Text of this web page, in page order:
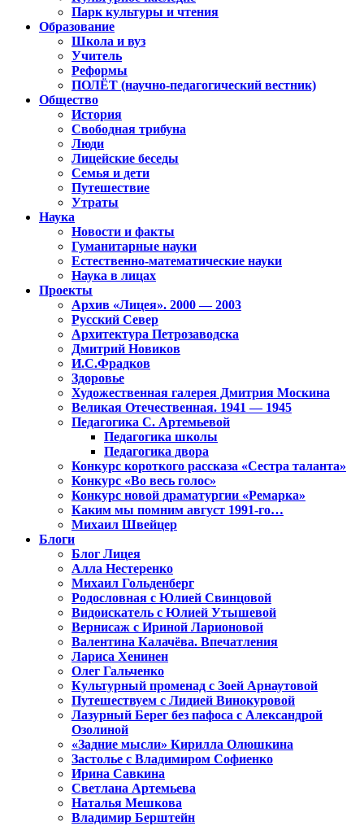
Парк культуры и чтения
Образование
Школа и вуз
Учитель
Реформы
ПОЛЁТ (научно-педагогический вестник)
Общество
История
Свободная трибуна
Люди
Лицейские беседы
Семья и дети
Путешествие
Утраты
Наука
Новости и факты
Гуманитарные науки
Естественно-математические науки
Наука в лицах
Проекты
Архив «Лицея». 2000 — 2003
Русский Север
Архитектура Петрозаводска
Дмитрий Новиков
И.С.Фрадков
Здоровье
Художественная галерея Дмитрия Москина
Великая Отечественная. 1941 — 1945
Педагогика С. Артемьевой
Педагогика школы
Педагогика двора
Конкурс короткого рассказа «Сестра таланта»
Конкурс «Во весь голос»
Конкурс новой драматургии «Ремарка»
Каким мы помним август 1991-го…
Михаил Швейцер
Блоги
Блог Лицея
Алла Нестеренко
Михаил Гольденберг
Родословная с Юлией Свинцовой
Видоискатель с Юлией Утышевой
Вернисаж с Ириной Ларионовой
Валентина Калачёва. Впечатления
Лариса Хенинен
Олег Гальченко
Культурный променад с Зоей Арнаутовой
Путешествуем с Лидией Винокуровой
Лазурный Берег без пафоса с Александрой
Озолиной
«Задние мысли» Кирилла Олюшкина
Застолье с Владимиром Софиенко
Ирина Савкина
Светлана Артемьева
Наталья Мешкова
Владимир Берштейн